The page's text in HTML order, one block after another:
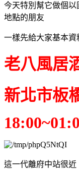
今天特別幫它做個
地點的朋友
一樣先給大家基本資
老八風居
新北市板
這一代離府中站很近